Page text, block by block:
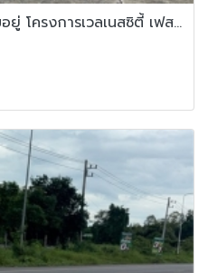
ขายบ้านเดี่ยวชั้นเดียว พร้อมอยู่ โครงการเวลเนสซิตี้ เฟส 3 อยุธยา